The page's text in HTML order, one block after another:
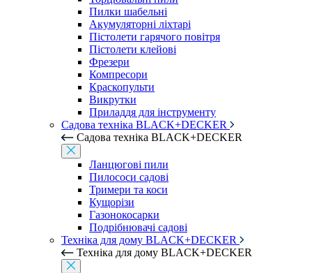
Пилки шабельні
Акумуляторні ліхтарі
Пістолети гарячого повітря
Пістолети клейові
Фрезери
Компресори
Краскопульти
Викрутки
Приладдя для інструменту
Садова техніка BLACK+DECKER
Садова техніка BLACK+DECKER
Ланцюгові пили
Пилососи садові
Тримери та коси
Кущорізи
Газонокосарки
Подрібнювачі садові
Техніка для дому BLACK+DECKER
Техніка для дому BLACK+DECKER